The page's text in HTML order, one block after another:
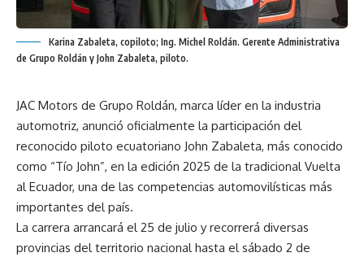
Karina Zabaleta, copiloto; Ing. Michel Roldán. Gerente Administrativa
de Grupo Roldán y John Zabaleta, piloto.
JAC Motors de Grupo Roldán, marca líder en la industria
automotriz, anunció oficialmente la participación del
reconocido piloto ecuatoriano John Zabaleta, más conocido
como “Tío John”, en la edición 2025 de la tradicional Vuelta
al Ecuador, una de las competencias automovilísticas más
importantes del país.
La carrera arrancará el 25 de julio y recorrerá diversas
provincias del territorio nacional hasta el sábado 2 de